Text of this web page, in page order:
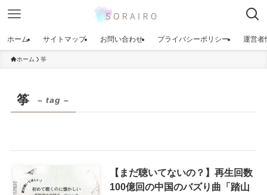
ホーム サイトマップ お問い合わせ プライバシーポリシー 運営者
ホーム 筝
筝 – tag –
【まだ聴いてないの？】再生回数
100億回の中国のバズり曲「踏山